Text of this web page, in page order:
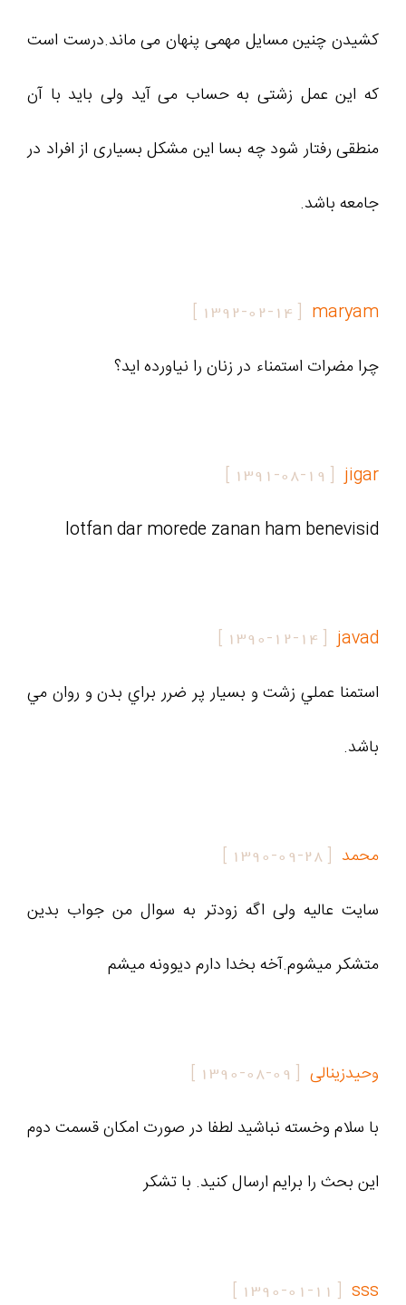
کشیدن چنین مسایل مهمی پنهان می ماند.درست است
که این عمل زشتی به حساب می آید ولی باید با آن
منطقی رفتار شود چه بسا این مشکل بسیاری از افراد در
جامعه باشد.
maryam
1392-02-14
چرا مضرات استمناء در زنان را نیاورده اید؟
jigar
1391-08-19
lotfan dar morede zanan ham benevisid
javad
1390-12-14
استمنا عملي زشت و بسيار پر ضرر براي بدن و روان مي
باشد.
محمد 1390-09-28
سایت عالیه ولی اگه زودتر به سوال من جواب بدین
متشکر میشوم.آخه بخدا دارم دیوونه میشم
وحیدزینالی 1390-08-09
با سلام وخسته نباشید لطفا در صورت امکان قسمت دوم
این بحث را برایم ارسال کنید. با تشکر
sss
1390-01-11